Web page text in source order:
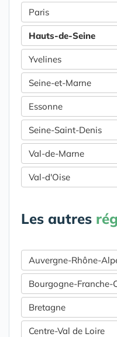
Paris
Hauts-de-Seine
Yvelines
Seine-et-Marne
Essonne
Seine-Saint-Denis
Val-de-Marne
Val-d'Oise
Les autres
Auvergne-Rhône-
Bourgogne-Franche-
Bretagne
Centre-Val de Loire